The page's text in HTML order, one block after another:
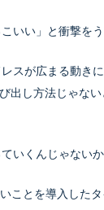
いい」と衝撃をう
スが広まる動きに
出し方法じゃな
いくんじゃないか
ことを導入した